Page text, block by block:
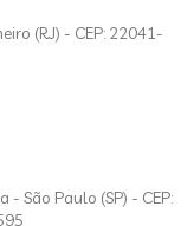
(RJ) - CEP: 22041-
São Paulo (SP) - CEP: